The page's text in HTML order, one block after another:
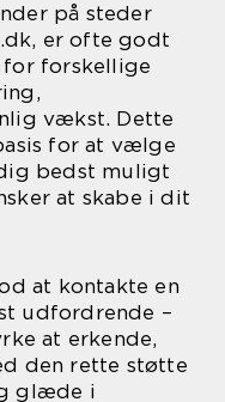
på steder
er ofte godt
for forskellige
vækst. Dette
for at vælge
bedst muligt
at skabe i dit
at kontakte en
udfordrende –
at erkende,
den rette støtte
glæde i